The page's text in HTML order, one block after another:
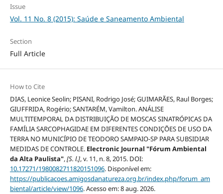
Issue
Vol. 11 No. 8 (2015): Saúde e Saneamento Ambiental
Section
Full Article
How to Cite
DIAS, Leonice Seolin; PISANI, Rodrigo José; GUIMARÃES, Raul Borges;
GIUFFRIDA, Rogério; SANTARÉM, Vamilton. ANÁLISE
MULTITEMPORAL DA DISTRIBUIÇÃO DE MOSCAS SINATRÓPICAS DA
FAMÍLIA SARCOPHAGIDAE EM DIFERENTES CONDIÇÕES DE USO DA
TERRA NO MUNICÍPIO DE TEODORO SAMPAIO-SP PARA SUBSIDIAR
MEDIDAS DE CONTROLE. Electronic Journal "Fórum Ambiental
da Alta Paulista",[S. l.], v. 11, n. 8, 2015. DOI:
10.17271/1980082711820151096. Disponível em:
https://publicacoes.amigosdanatureza.org.br/index.php/forum_am
biental/article/view/1096. Acesso em: 8 aug. 2026.